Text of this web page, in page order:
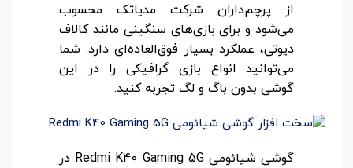
از پرچم‌داران شرکت مدیاتک محسوب
می‌شود و برای بازی‌های سنگینی مانند کالاف
دیوتی، عملکرد بسیار فوق‌العاده‌ای دارد. شما
می‌توانید انواع بازی گرافیکی را در این
گوشی بدون باگ و لگ تجربه کنید.
گوشی شیائومی Redmi K40 Gaming 5G در